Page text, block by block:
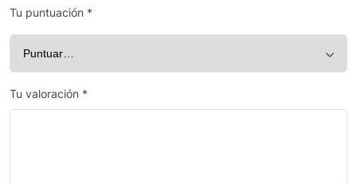
Tu puntuación *
Tu valoración *